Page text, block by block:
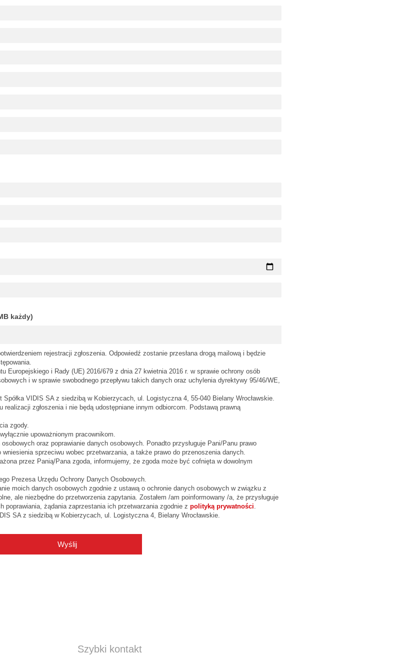
każdy)
rejestracji zgłoszenia. Odpowiedź zostanie przesłana drogą mailową i będzie
Europejskiego i Rady (UE) 2016/679 z dnia 27 kwietnia 2016 r. w sprawie ochrony osób
i w sprawie swobodnego przepływu takich danych oraz uchylenia dyrektywy 95/46/WE,
VIDIS SA z siedzibą w Kobierzycach, ul. Logistyczna 4, 55-040 Bielany Wrocławskie.
realizacji zgłoszenia i nie będą udostępniane innym odbiorcom. Podstawą prawną
zgody.
upoważnionym pracownikom.
oraz poprawianie danych osobowych. Ponadto przysługuje Pani/Panu prawo
sprzeciwu wobec przetwarzania, a także prawo do przenoszenia danych.
przez Panią/Pana zgoda, informujemy, że zgoda może być cofnięta w dowolnym
Prezesa Urzędu Ochrony Danych Osobowych.
moich danych osobowych zgodnie z ustawą o ochronie danych osobowych w związku z
ale niezbędne do przetworzenia zapytania. Zostałem /am poinformowany /a, że przysługuje
poprawiania, żądania zaprzestania ich przetwarzania zgodnie zpolityką prywatności
SA z siedzibą w Kobierzycach, ul. Logistyczna 4, Bielany Wrocławskie
Wyślij
Szybki kontakt